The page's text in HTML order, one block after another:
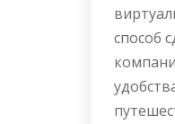
способ